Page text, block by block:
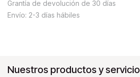
Grantía de devolución de 30 días
Envío: 2-3 días hábiles
Nuestros productos y